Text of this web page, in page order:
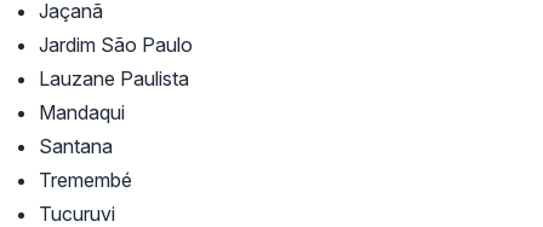
Jaçanã
Jardim São Paulo
Lauzane Paulista
Mandaqui
Santana
Tremembé
Tucuruvi